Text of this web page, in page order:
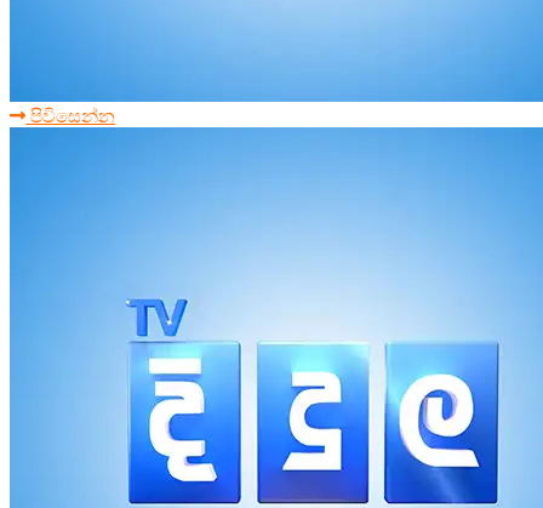
පිවිසෙන්න